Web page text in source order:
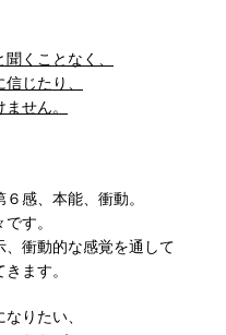
くことなく、
じたり、
せん。
感、本能、衝動。
す。
、衝動的な感覚を通して
ます。
りたい、